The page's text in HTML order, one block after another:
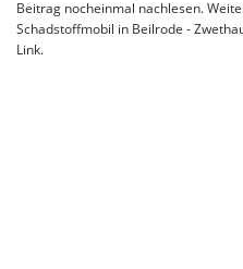
Beitrag nocheinmal nachlesen.
Schadstoffmobil in Beilrode -
Link.